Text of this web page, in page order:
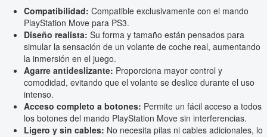
Compatibilidad: Compatible exclusivamente con el mando
PlayStation Move para PS3.
Diseño realista: Su forma y tamaño están pensados para
simular la sensación de un volante de coche real, aumentando
la inmersión en el juego.
Agarre antideslizante: Proporciona mayor control y
comodidad, evitando que el volante se deslice durante el uso
intenso.
Acceso completo a botones: Permite un fácil acceso a todos
los botones del mando PlayStation Move sin interferencias.
Ligero y sin cables: No necesita pilas ni cables adicionales, lo